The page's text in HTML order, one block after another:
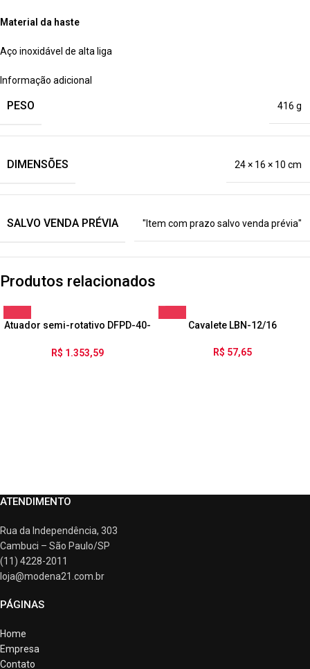
Material da haste
Aço inoxidável de alta liga
Informação adicional
PESO 416 g
DIMENSÕES 24 × 16 × 10 cm
SALVO VENDA PRÉVIA "Item com prazo salvo venda prévia"
Produtos relacionados
Atuador semi-rotativo DFPD-40-
R$ 1.353,59
Cavalete LBN-12/16
R$ 57,65
ATENDIMENTO
Rua da Independência, 303
Cambuci – São Paulo/SP
(11) 4228-2011
loja@modena21.com.br
PÁGINAS
Home
Empresa
Contato